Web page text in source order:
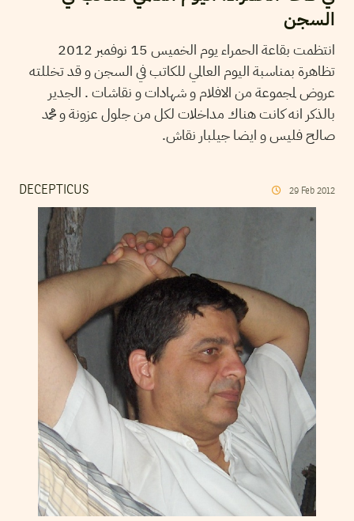
السجن
انتظمت بقاعة الحمراء يوم الخميس 15 نوفمبر 2012
تظاهرة بمناسبة اليوم العالمي للكاتب في السجن و قد تخللته
عروض لمجموعة من الافلام و شهادات و نقاشات . الجدير
بالذكر انه كانت هناك مداخلات لكل من جلول عزونة و محمد
صالح فليس و ايضا جيلبار نقاش.
DECEPTICUS 29 Feb 2012